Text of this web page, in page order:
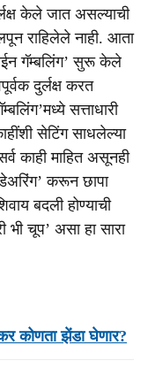
केले जात असल्याची
राहिलेले नाही. आता
गॅम्बलिंग’ सुरू केले
दुर्लक्ष करत
सत्ताधारी
सेटिंग साधलेल्या
काही माहित असूनही
करून छापा
बदली होण्याची
भी चूप’ असा हा सारा
कोणता झेंडा घेणार?